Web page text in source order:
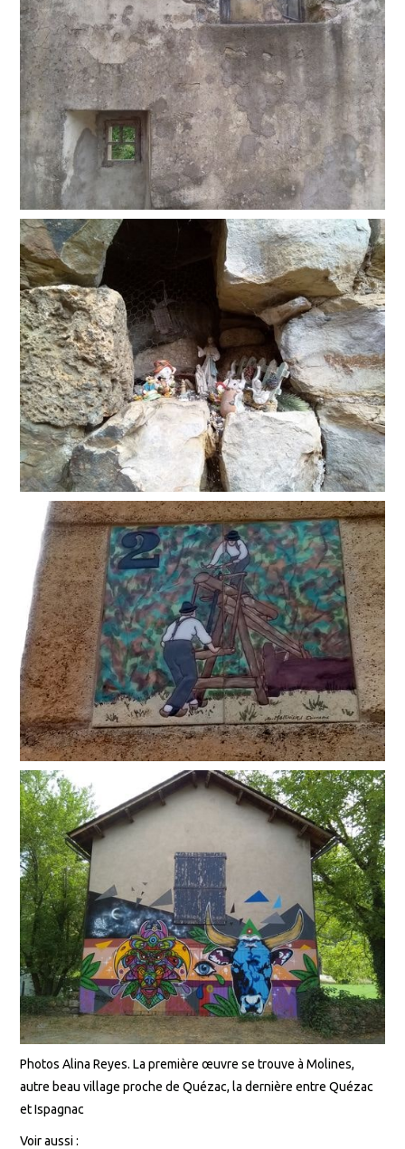
Photos Alina Reyes. La première œuvre se trouve à Molines,
autre beau village proche de Quézac, la dernière entre Quézac
et Ispagnac
Voir aussi :